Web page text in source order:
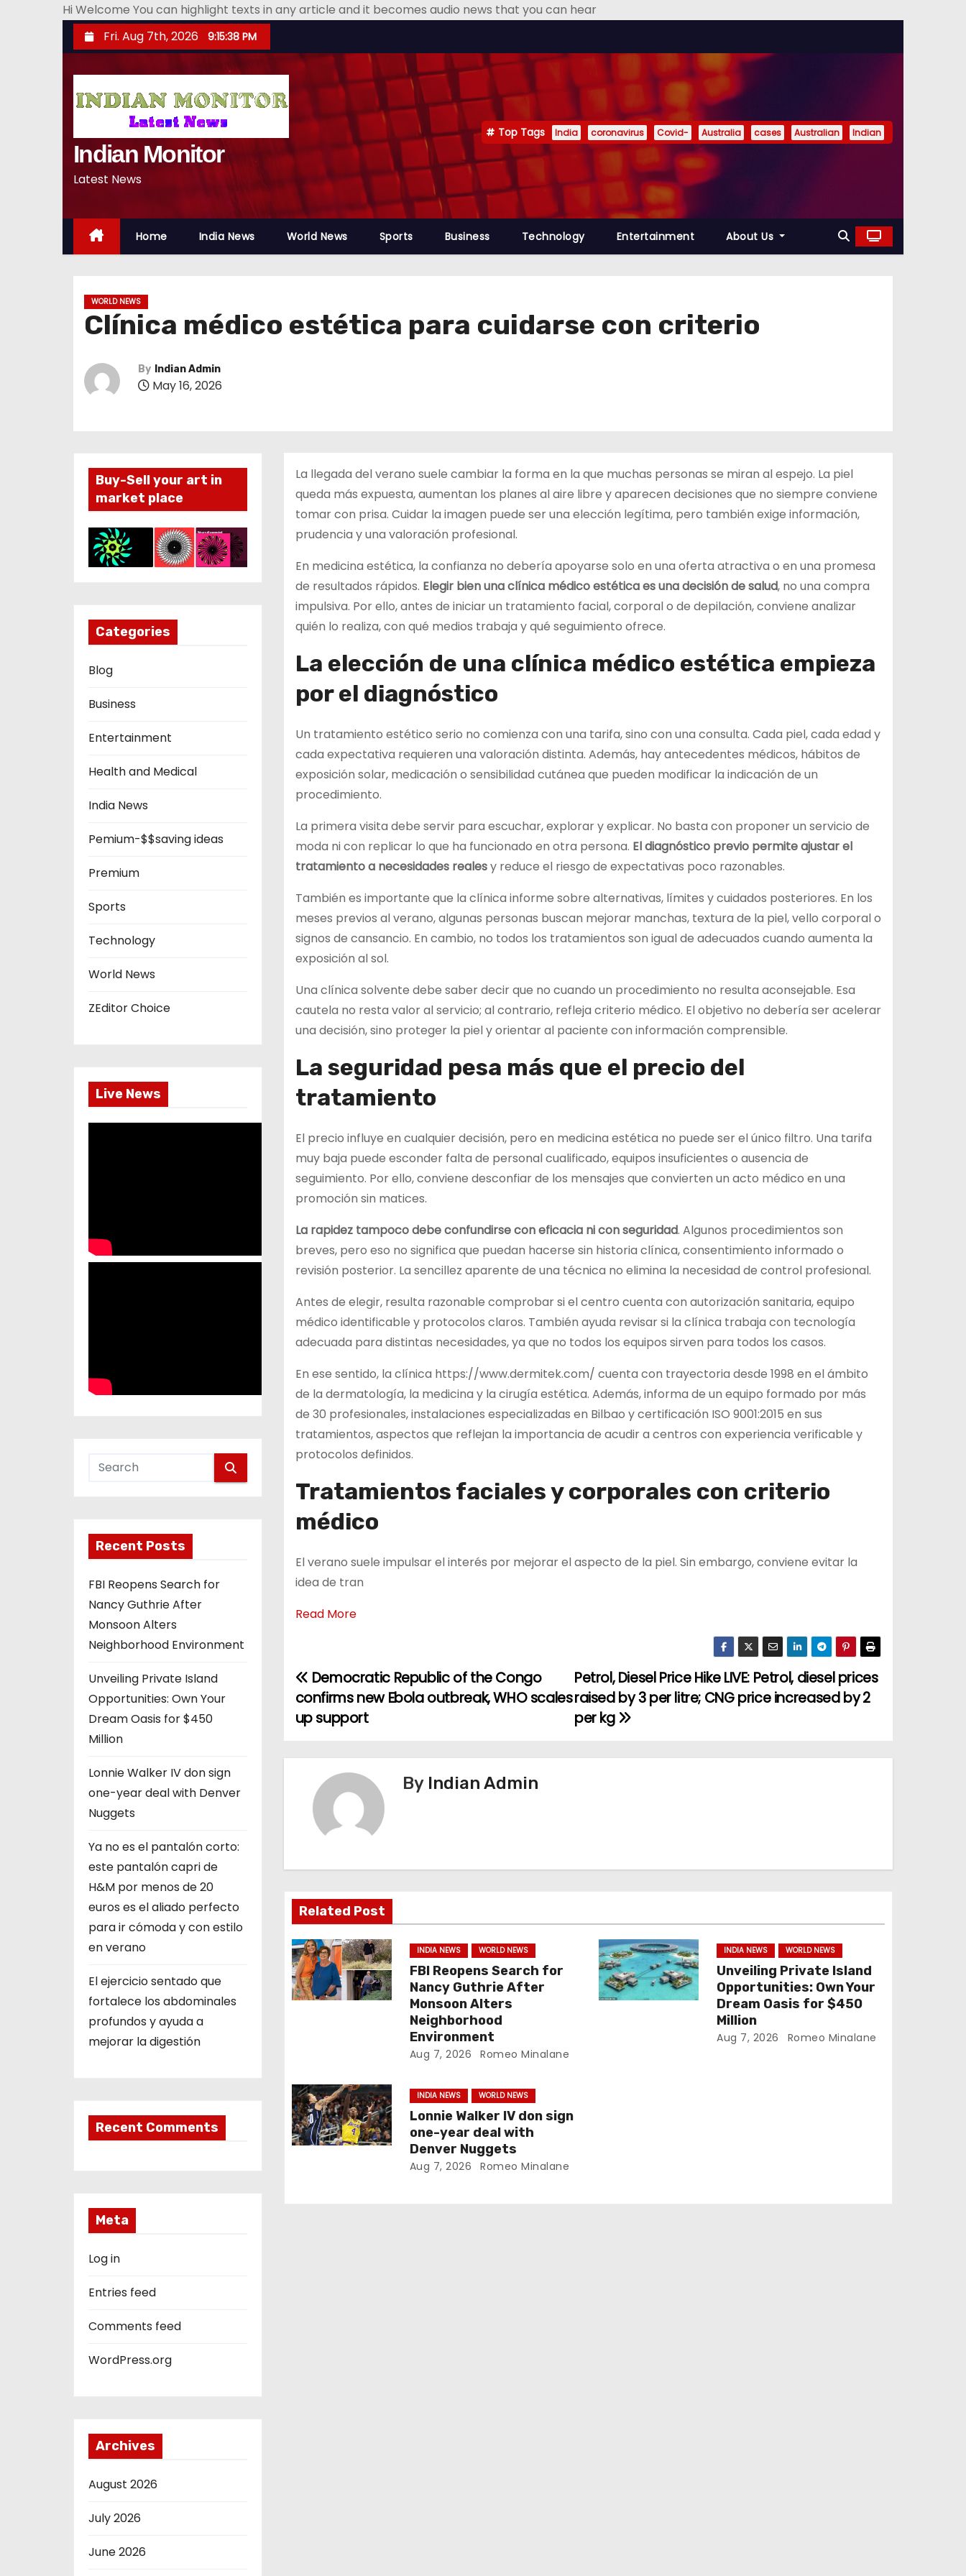
Hi Welcome You can highlight texts in any article and it becomes audio news that you can hear
k
n
Fri. Aug 7th, 2026 9:15:39 PM
Indian Monitor
Latest News
Top Tags India coronavirus Covid- Australia cases Australian Indian
Home India News World News Sports Business Technology Entertainment About Us
WORLD NEWS
Clínica médico estética para cuidarse con criterio
By Indian Admin
May 16, 2026
Buy-Sell your art in
market place
Categories
Blog
Business
Entertainment
Health and Medical
India News
Pemium-$$saving ideas
Premium
Sports
Technology
World News
ZEditor Choice
Live News
Recent Posts
FBI Reopens Search for
Nancy Guthrie After
Monsoon Alters
Neighborhood Environment
Unveiling Private Island
Opportunities: Own Your
Dream Oasis for $450
Million
Lonnie Walker IV don sign
one-year deal with Denver
Nuggets
Ya no es el pantalón corto:
este pantalón capri de
H&M por menos de 20
euros es el aliado perfecto
para ir cómoda y con estilo
en verano
El ejercicio sentado que
fortalece los abdominales
profundos y ayuda a
mejorar la digestión
Recent Comments
Meta
Log in
Entries feed
Comments feed
WordPress.org
Archives
August 2026
July 2026
June 2026
La llegada del verano suele cambiar la forma en la que muchas personas se miran al espejo. La piel
queda más expuesta, aumentan los planes al aire libre y aparecen decisiones que no siempre conviene
tomar con prisa. Cuidar la imagen puede ser una elección legítima, pero también exige información,
prudencia y una valoración profesional.
En medicina estética, la confianza no debería apoyarse solo en una oferta atractiva o en una promesa
de resultados rápidos. Elegir bien una clínica médico estética es una decisión de salud, no una compra
impulsiva. Por ello, antes de iniciar un tratamiento facial, corporal o de depilación, conviene analizar
quién lo realiza, con qué medios trabaja y qué seguimiento ofrece.
La elección de una clínica médico estética empieza
por el diagnóstico
Un tratamiento estético serio no comienza con una tarifa, sino con una consulta. Cada piel, cada edad y
cada expectativa requieren una valoración distinta. Además, hay antecedentes médicos, hábitos de
exposición solar, medicación o sensibilidad cutánea que pueden modificar la indicación de un
procedimiento.
La primera visita debe servir para escuchar, explorar y explicar. No basta con proponer un servicio de
moda ni con replicar lo que ha funcionado en otra persona. El diagnóstico previo permite ajustar el
tratamiento a necesidades realesy reduce el riesgo de expectativas poco razonables.
También es importante que la clínica informe sobre alternativas, límites y cuidados posteriores. En los
meses previos al verano, algunas personas buscan mejorar manchas, textura de la piel, vello corporal o
signos de cansancio. En cambio, no todos los tratamientos son igual de adecuados cuando aumenta la
exposición al sol.
Una clínica solvente debe saber decir que no cuando un procedimiento no resulta aconsejable. Esa
cautela no resta valor al servicio; al contrario, refleja criterio médico. El objetivo no debería ser acelerar
una decisión, sino proteger la piel y orientar al paciente con información comprensible.
La seguridad pesa más que el precio del
tratamiento
El precio influye en cualquier decisión, pero en medicina estética no puede ser el único filtro. Una tarifa
muy baja puede esconder falta de personal cualificado, equipos insuficientes o ausencia de
seguimiento. Por ello, conviene desconfiar de los mensajes que convierten un acto médico en una
promoción sin matices.
La rapidez tampoco debe confundirse con eficacia ni con seguridad. Algunos procedimientos son
breves, pero eso no significa que puedan hacerse sin historia clínica, consentimiento informado o
revisión posterior. La sencillez aparente de una técnica no elimina la necesidad de control profesional.
Antes de elegir, resulta razonable comprobar si el centro cuenta con autorización sanitaria, equipo
médico identificable y protocolos claros. También ayuda revisar si la clínica trabaja con tecnología
adecuada para distintas necesidades, ya que no todos los equipos sirven para todos los casos.
En ese sentido, la clínica https://www.dermitek.com/ cuenta con trayectoria desde 1998 en el ámbito
de la dermatología, la medicina y la cirugía estética. Además, informa de un equipo formado por más
de 30 profesionales, instalaciones especializadas en Bilbao y certificación ISO 9001:2015 en sus
tratamientos, aspectos que reflejan la importancia de acudir a centros con experiencia verificable y
protocolos definidos.
Tratamientos faciales y corporales con criterio
médico
El verano suele impulsar el interés por mejorar el aspecto de la piel. Sin embargo, conviene evitar la
idea de tran
Read More
P
o
v
i
g
a
t
Petrol, Diesel Price Hike LIVE: Petrol, diesel prices
raised by ₹3 per litre; CNG price increased by ₹2
per kg
Democratic Republic of the Congo
confirms new Ebola outbreak, WHO scales
up support
By Indian Admin
Related Post
INDIA NEWS WORLD NEWS
FBI Reopens Search for
Nancy Guthrie After
Monsoon Alters
Neighborhood
Environment
Aug 7, 2026 Romeo Minalane
INDIA NEWS WORLD NEWS
Unveiling Private Island
Opportunities: Own Your
Dream Oasis for $450
Million
Aug 7, 2026 Romeo Minalane
INDIA NEWS WORLD NEWS
Lonnie Walker IV don sign
one-year deal with
Denver Nuggets
Aug 7, 2026 Romeo Minalane